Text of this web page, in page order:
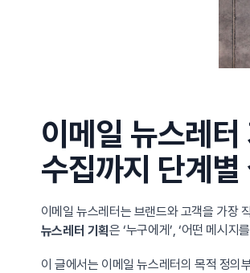
이메일 뉴스레
수집까지 단계
이메일 뉴스레터는 브랜드와 고객을 가장
뉴스레터 기획은 ‘누구에게’, ‘어떤 메시지
이 글에서는 이메일 뉴스레터의 목적 정의